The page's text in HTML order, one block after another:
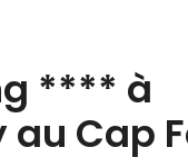
**** à
au Cap